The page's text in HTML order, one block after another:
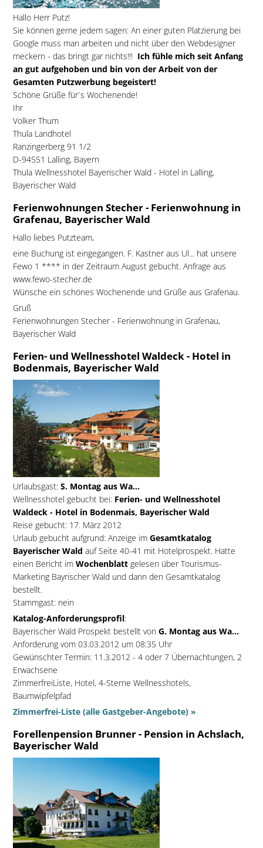
Hallo Herr Putz!
Sie können gerne jedem sagen: An einer guten Platzierung bei
Google muss man arbeiten und nicht über den Webdesigner
meckern - das bringt gar nichts!!! Ich fühle mich seit Anfang
an gut aufgehoben und bin von der Arbeit von der
Gesamten Putzwerbung begeistert!
Schöne Grüße für´s Wochenende!
Ihr
Volker Thum
Thula Landhotel
Ranzingerberg 91 1/2
D-94551 Lalling, Bayern
Thula Wellnesshotel Bayerischer Wald - Hotel in Lalling,
Bayerischer Wald
Ferienwohnungen Stecher - Ferienwohnung in
Grafenau, Bayerischer Wald
Hallo liebes Putzteam,
eine Buchung ist eingegangen. F. Kastner aus Ul... hat unsere
Fewo 1 **** in der Zeitraum August gebucht. Anfrage aus
www.fewo-stecher.de
Wünsche ein schönes Wochenende und Grüße aus Grafenau.
Gruß
Ferienwohnungen Stecher - Ferienwohnung in Grafenau,
Bayerischer Wald
Ferien- und Wellnesshotel Waldeck - Hotel in
Bodenmais, Bayerischer Wald
Urlaubsgast:S. Montag aus Wa...
Wellnesshotel gebucht bei:Ferien- und Wellnesshotel
Waldeck - Hotel in Bodenmais, Bayerischer Wald
Reise gebucht: 17. März 2012
Urlaub gebucht aufgrund: Anzeige im Gesamtkatalog
Bayerischer Wald auf Seite 40-41 mit Hotelprospekt. Hatte
einen Bericht im Wochenblattgelesen über Tourismus-
Marketing Bayrischer Wald und dann den Gesamtkatalog
bestellt.
Stammgast: nein
Katalog-Anforderungsprofil:
Bayerischer Wald Prospekt bestellt von G. Montag aus Wa...
Anforderung vom 03.03.2012 um 08:35 Uhr
Gewünschter Termin: 11.3.2012 - 4 oder 7 Übernachtungen, 2
Erwachsene
ZimmerfreiListe, Hotel, 4-Sterne Wellnesshotels,
Baumwipfelpfad
Zimmerfrei-Liste (alle Gastgeber-Angebote) »
Forellenpension Brunner - Pension in Achslach,
Bayerischer Wald